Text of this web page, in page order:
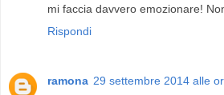
mi faccia davvero emozionare!
Rispondi
ramona 29 settembre 2014 alle